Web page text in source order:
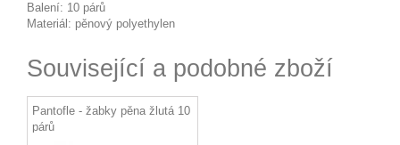
Balení: 10 párů
Materiál: pěnový polyethylen
Související a podobné zboží
Pantofle - žabky pěna žlutá 10
párů